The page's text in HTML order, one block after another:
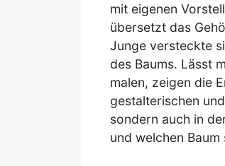
mit eigenen
übersetzt das
Junge versteckte
des Baums. Lässt
malen, zeigen die
gestalterischen
sondern auch in
und welchen